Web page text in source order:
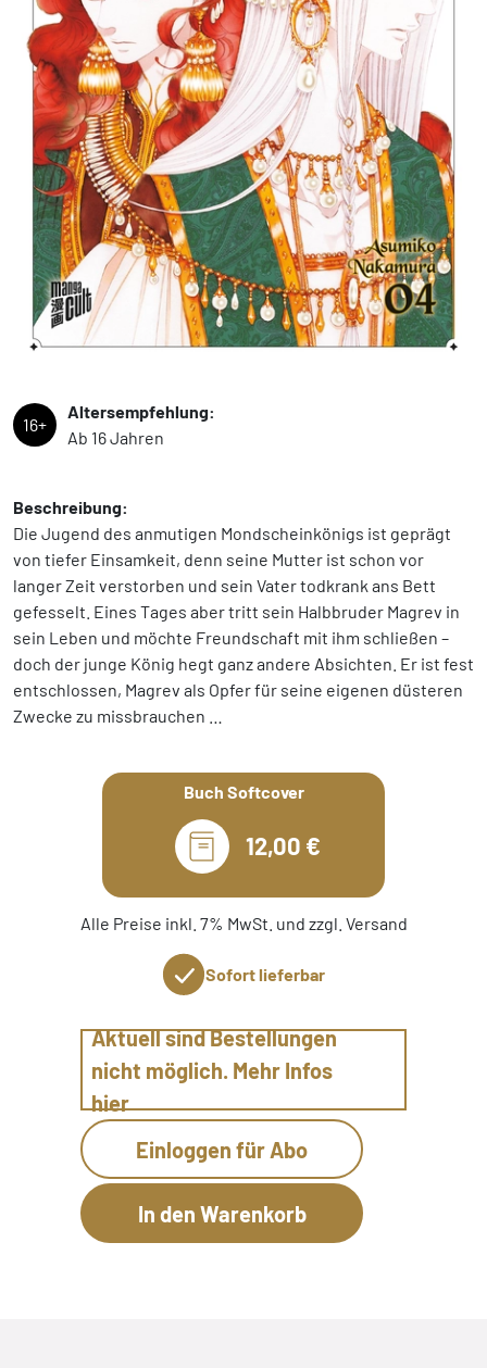
16+
Altersempfehlung:
Ab 16 Jahren
Beschreibung:
Die Jugend des anmutigen Mondscheinkönigs ist geprägt
von tiefer Einsamkeit, denn seine Mutter ist schon vor
langer Zeit verstorben und sein Vater todkrank ans Bett
gefesselt. Eines Tages aber tritt sein Halbbruder Magrev in
sein Leben und möchte Freundschaft mit ihm schließen –
doch der junge König hegt ganz andere Absichten. Er ist fest
entschlossen, Magrev als Opfer für seine eigenen düsteren
Zwecke zu missbrauchen …
Buch Softcover
12,00 €
Alle Preise inkl. 7% MwSt. und zzgl. Versand
Sofort lieferbar
Aktuell sind Bestellungen
nicht möglich. Mehr Infos
hier
Einloggen für Abo